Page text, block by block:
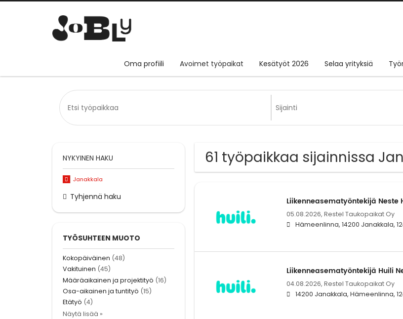
Oma profiili Avoimet työpaikat Kesätyöt 2026 Selaa yrityksiä
61 työpaikkaa sijainnissa
Liikenneasematyöntekijä Neste
05.08.2026, Restel Taukopaikat Oy
Hämeenlinna, 14200 Janakkala,
Liikenneasematyöntekijä Huili
04.08.2026, Restel Taukopaikat Oy
14200 Janakkala, Hämeenlinna,
NYKYINEN HAKU
Janakkala
Tyhjennä haku
TYÖSUHTEEN MUOTO
Kokopäiväinen (48)
Vakituinen (45)
Määräaikainen ja projektityö (16)
Osa-aikainen ja tuntityö (15)
Etätyö (4)
Näytä lisää »